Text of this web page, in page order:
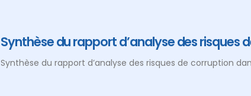
Synthèse du rapport d’analyse des risques
Synthèse du rapport d’analyse des risques de corruption